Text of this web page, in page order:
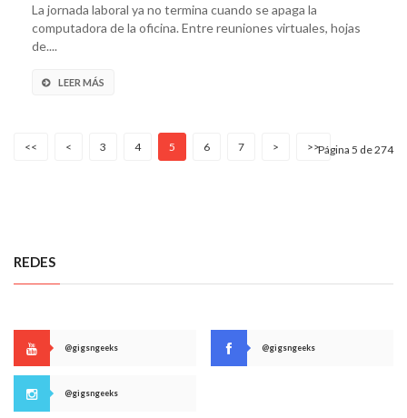
La jornada laboral ya no termina cuando se apaga la
computadora de la oficina. Entre reuniones virtuales, hojas
de....
LEER MÁS
<< < 3 4 5 6 7 > >>Página 5 de 274
REDES
@gigsngeeks @gigsngeeks
@gigsngeeks